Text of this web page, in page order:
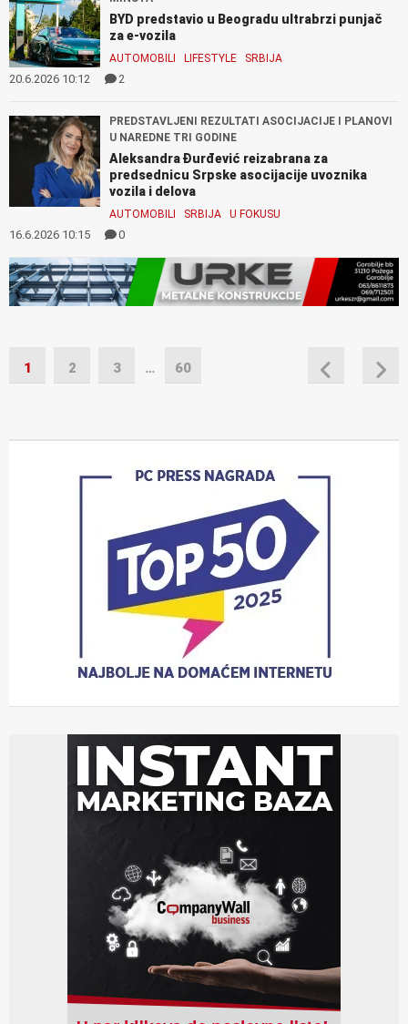
BYD predstavio u Beogradu ultrabrzi punjač
za e-vozila
AUTOMOBILI LIFESTYLE SRBIJA
20.6.2026 10:12 2
PREDSTAVLJENI REZULTATI ASOCIJACIJE I PLANOVI
U NAREDNE TRI GODINE
Aleksandra Đurđević reizabrana za
predsednicu Srpske asocijacije uvoznika
vozila i delova
AUTOMOBILI SRBIJA U FOKUSU
16.6.2026 10:15 0
1 2 3 … 60